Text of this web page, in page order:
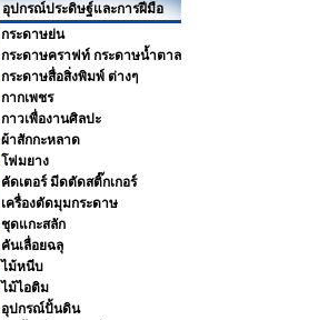
อุปกรณ์ประดิษฐ์และการฝีมือ
กระดาษย่น
กระดาษคราฟท์ กระดาษน้ำตาล
กระดาษสื่อสิ่งพิมพ์ ต่างๆ
กากเพชร
กาวเพื่องานศิลปะ
ผ้าสักกะหลาด
โฟมยาง
คัดเตอร์ มีดตัดสติ๊กเกอร์
เครื่องตัดมุมกระดาษ
ชุดแกะสลัก
คันเลื่อยฉลุ
ไม้หนีบ
ไม้ไอติม
อุปกรณ์ปั้นดิน